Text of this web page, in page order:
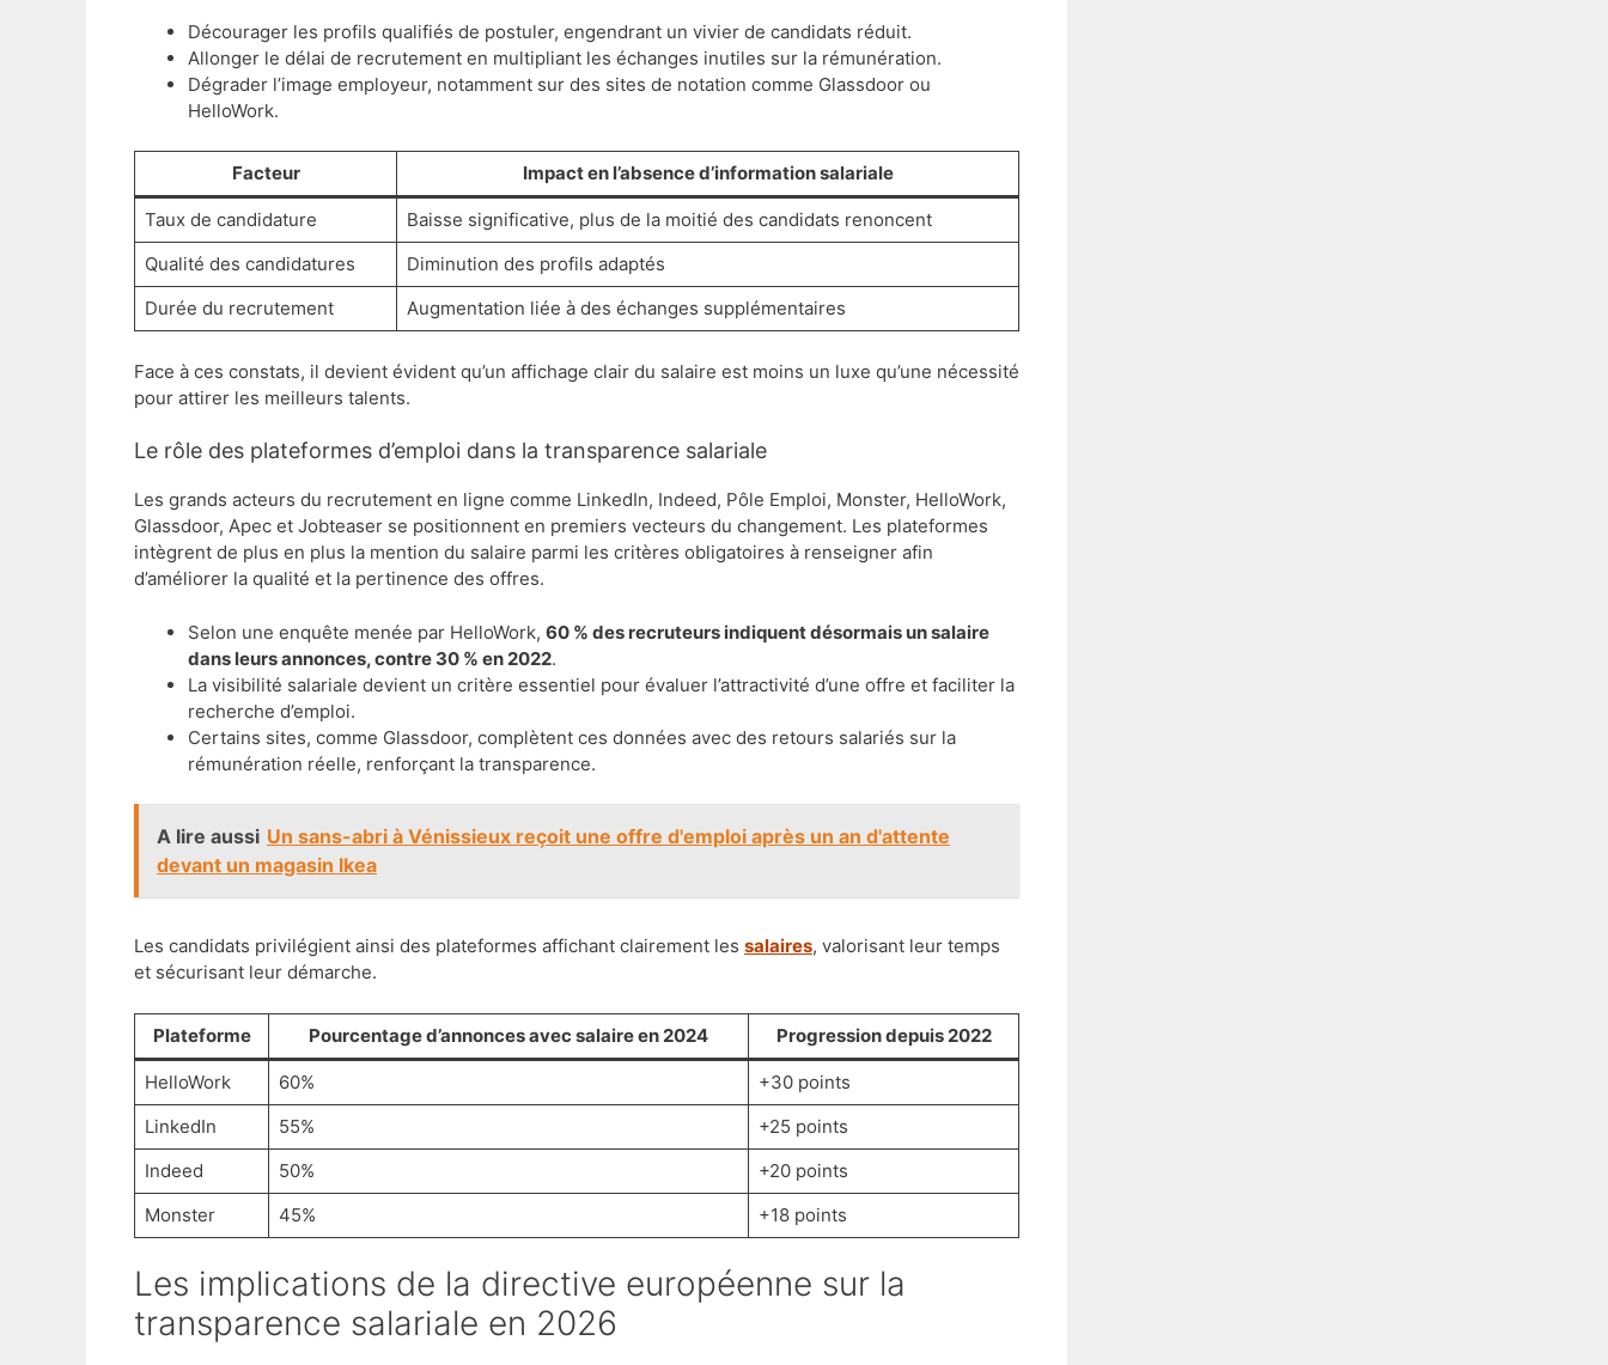
Décourager les profils qualifiés de postuler, engendrant un vivier de candidats réduit.
Allonger le délai de recrutement en multipliant les échanges inutiles sur la rémunération.
Dégrader l’image employeur, notamment sur des sites de notation comme Glassdoor ou
HelloWork.
Facteur Impact en l’absence d’information salariale
Taux de candidature
Baisse significative, plus de la moitié des candidats renoncent
Qualité des candidatures
Diminution des profils adaptés
Durée du recrutement
Augmentation liée à des échanges supplémentaires
Face à ces constats, il devient évident qu’un affichage clair du salaire est moins un luxe qu’une nécessité
pour attirer les meilleurs talents.
Le rôle des plateformes d’emploi dans la transparence salariale
Les grands acteurs du recrutement en ligne comme LinkedIn, Indeed, Pôle Emploi, Monster, HelloWork,
Glassdoor, Apec et Jobteaser se positionnent en premiers vecteurs du changement. Les plateformes
intègrent de plus en plus la mention du salaire parmi les critères obligatoires à renseigner afin
d’améliorer la qualité et la pertinence des offres.
Selon une enquête menée par HelloWork, 60 % des recruteurs indiquent désormais un salaire
dans leurs annonces, contre 30 % en 2022.
La visibilité salariale devient un critère essentiel pour évaluer l’attractivité d’une offre et faciliter la
recherche d’emploi.
Certains sites, comme Glassdoor, complètent ces données avec des retours salariés sur la
rémunération réelle, renforçant la transparence.
A lire aussi Un sans-abri à Vénissieux reçoit une offre d'emploi après un an d'attente
devant un magasin Ikea
Les candidats privilégient ainsi des plateformes affichant clairement les salaires, valorisant leur temps
et sécurisant leur démarche.
Plateforme Pourcentage d’annonces avec salaire en 2024 Progression depuis 2022
HelloWork 60%
+30 points
LinkedIn
55%
+25 points
Indeed
50%
+20 points
Monster
45% +18 points
Les implications de la directive européenne sur la
transparence salariale en 2026